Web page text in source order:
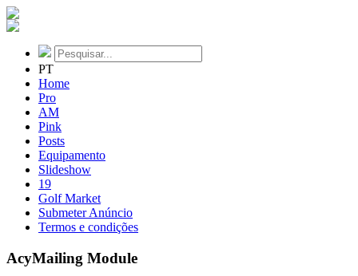
PT
Home
Pro
AM
Pink
Posts
Equipamento
Slideshow
19
Golf Market
Submeter Anúncio
Termos e condições
AcyMailing Module